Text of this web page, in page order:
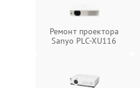
Ремонт проектора
Sanyo PLC-XU116